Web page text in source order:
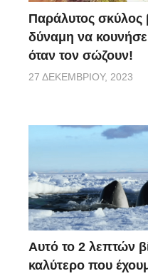
Παράλυτος σκύλος
δύναμη να
όταν τον σώζουν!
27 ΔΕΚΕΜΒΡΊΟΥ, 2023
Αυτό το 2 λεπτών
καλύτερο που